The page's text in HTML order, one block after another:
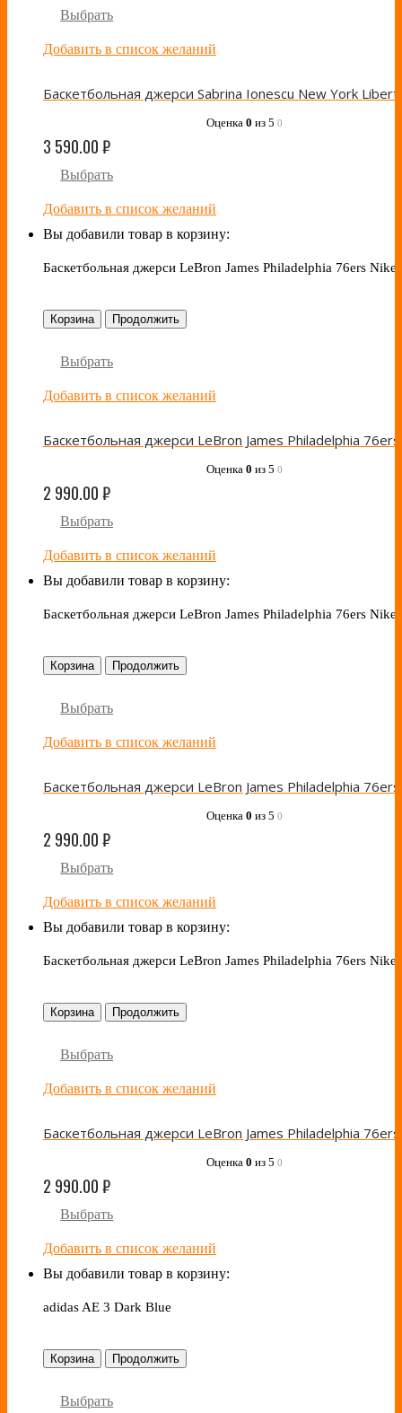
Выбрать
Добавить в список желаний
Оценка 0 из 5 0
3 590.00₽
Выбрать
Добавить в список желаний
Вы добавили товар в корзину:
Баскетбольная джерси LeBron James Philadelphia 76ers Nike
Корзина Продолжить
Выбрать
Добавить в список желаний
Оценка 0 из 5 0
2 990.00₽
Выбрать
Добавить в список желаний
Вы добавили товар в корзину:
Баскетбольная джерси LeBron James Philadelphia 76ers Nike
Корзина Продолжить
Выбрать
Добавить в список желаний
Оценка 0 из 5 0
2 990.00₽
Выбрать
Добавить в список желаний
Вы добавили товар в корзину:
Баскетбольная джерси LeBron James Philadelphia 76ers Nike
Корзина Продолжить
Выбрать
Добавить в список желаний
Оценка 0 из 5 0
2 990.00₽
Выбрать
Добавить в список желаний
Вы добавили товар в корзину:
adidas AE 3 Dark Blue
Корзина Продолжить
Выбрать